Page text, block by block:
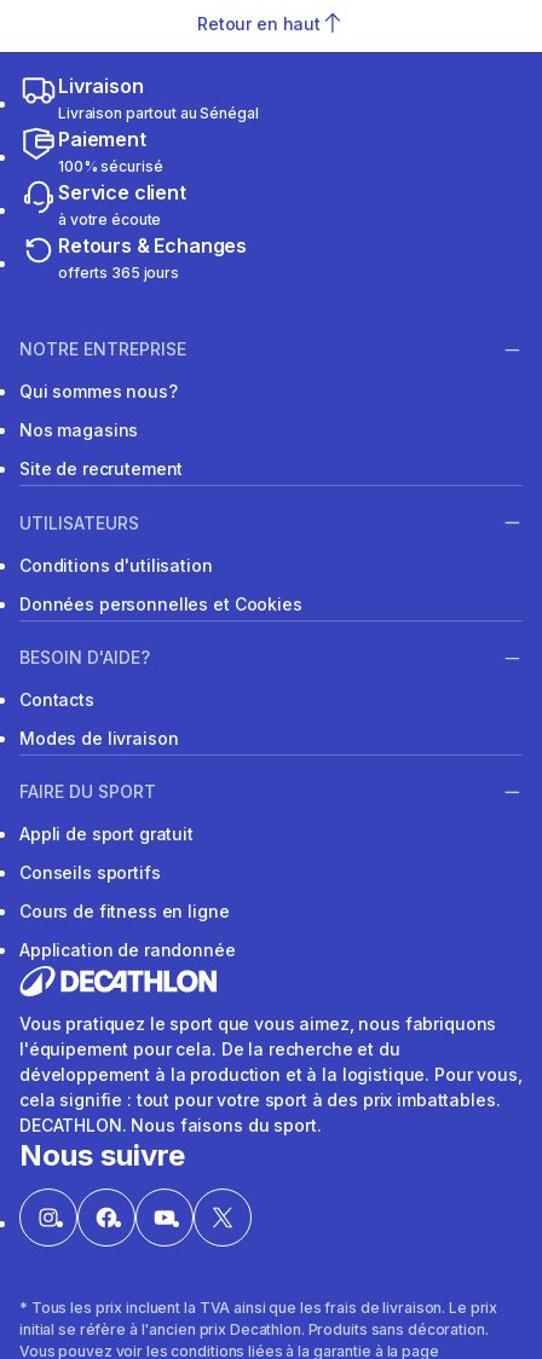
Retour en haut
Livraison
Livraison partout au Sénégal
Paiement
100% sécurisé
Service client
à votre écoute
Retours & Echanges
offerts 365 jours
NOTRE ENTREPRISE
Qui sommes nous?
Nos magasins
Site de recrutement
UTILISATEURS
Conditions d'utilisation
Données personnelles et Cookies
BESOIN D'AIDE?
Contacts
Modes de livraison
FAIRE DU SPORT
Appli de sport gratuit
Conseils sportifs
Cours de fitness en ligne
Application de randonnée
Vous pratiquez le sport que vous aimez, nous fabriquons
l'équipement pour cela. De la recherche et du
développement à la production et à la logistique. Pour vous,
cela signifie : tout pour votre sport à des prix imbattables.
DECATHLON. Nous faisons du sport.
Nous suivre
* Tous les prix incluent la TVA ainsi que les frais de livraison. Le prix
initial se réfère à l'ancien prix Decathlon. Produits sans décoration.
Vous pouvez voir les conditions liées à la garantie à la page